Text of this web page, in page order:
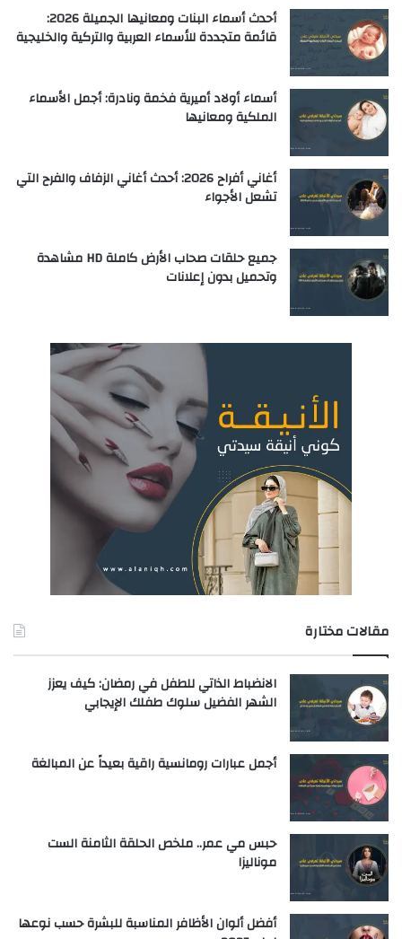
أحدث أسماء البنات ومعانيها الجميلة 2026:
قائمة متجددة للأسماء العربية والتركية والخليجية
أسماء أولاد أميرية فخمة ونادرة: أجمل الأسماء
الملكية ومعانيها
أغاني أفراح 2026: أحدث أغاني الزفاف والفرح التي
تشعل الأجواء
جميع حلقات صحاب الأرض كاملة HD مشاهدة
وتحميل بدون إعلانات
مقالات مختارة
الانضباط الذاتي للطفل في رمضان: كيف يعزز
الشهر الفضيل سلوك طفلك الإيجابي
أجمل عبارات رومانسية راقية بعيداً عن المبالغة
حبس مي عمر.. ملخص الحلقة الثامنة الست
موناليزا
أفضل ألوان الأظافر المناسبة للبشرة حسب نوعها